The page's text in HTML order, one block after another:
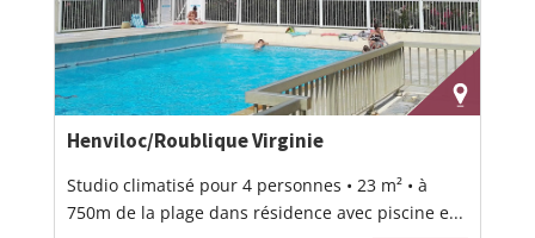
Henviloc/Roublique Virginie
Studio climatisé pour 4 personnes • 23 m² • à
750m de la plage dans résidence avec piscine e...